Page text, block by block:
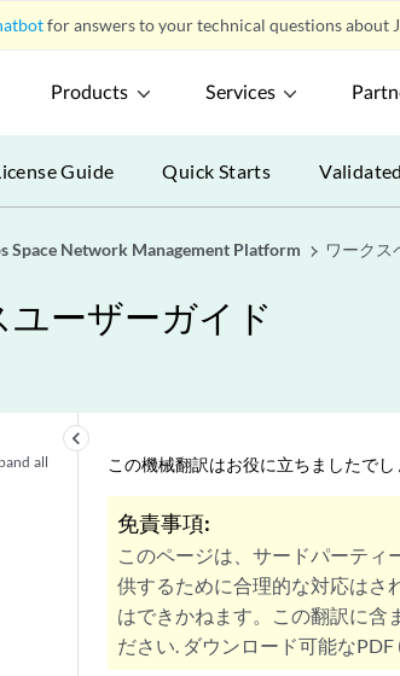
for answers to your technical questions about
Products Services
Guide Quick Starts
Space Network Management Platform ワークス
ーザーガイド
keyboard_arrow_left
all この機械翻訳はお役に立ちましたでし
免責事項:
このページは、サードパーティ
供するために合理的な対応はさ
はできかねます。この翻訳に含
ださい. ダウンロード可能なPDF